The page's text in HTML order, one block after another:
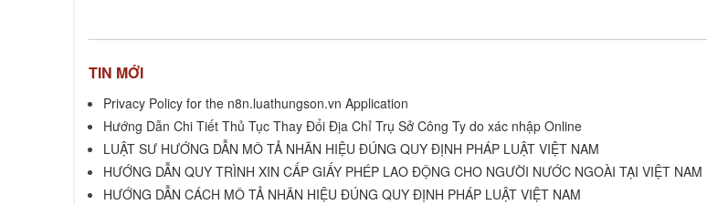
TIN MỚI
Privacy Policy for the n8n.luathungson.vn Application
Hướng Dẫn Chi Tiết Thủ Tục Thay Đổi Địa Chỉ Trụ Sở Công Ty do xác nhập Online
LUẬT SƯ HƯỚNG DẪN MÔ TẢ NHÃN HIỆU ĐÚNG QUY ĐỊNH PHÁP LUẬT VIỆT NAM
HƯỚNG DẪN QUY TRÌNH XIN CẤP GIẤY PHÉP LAO ĐỘNG CHO NGƯỜI NƯỚC NGOÀI TẠI VIỆT NAM
HƯỚNG DẪN CÁCH MÔ TẢ NHÃN HIỆU ĐÚNG QUY ĐỊNH PHÁP LUẬT VIỆT NAM